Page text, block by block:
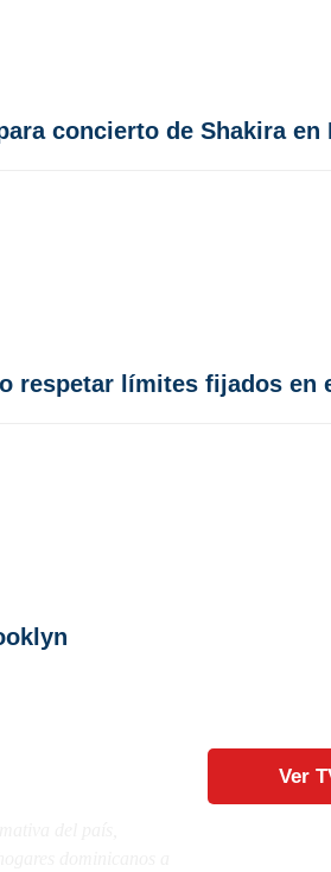
concierto de Shakira en
respetar límites fijados en
Ver